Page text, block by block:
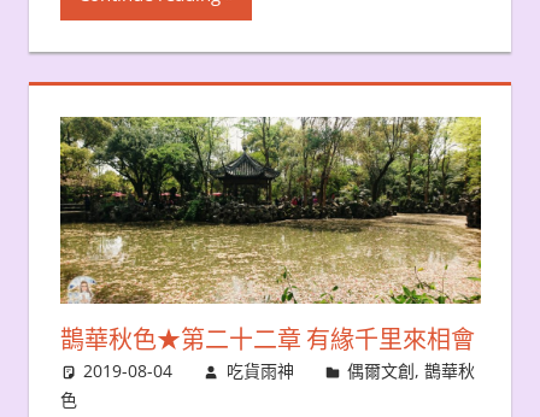
鵲華秋色★第二十二章 有緣千里來相會
2019-08-04 吃貨雨神 偶爾文創,鵲華秋
色